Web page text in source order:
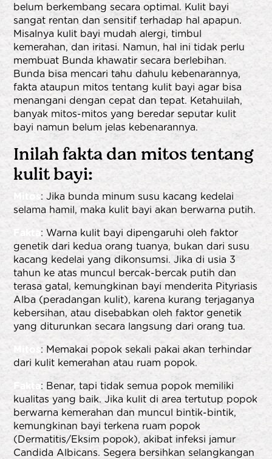
belum berkembang secara optimal. Kulit bayi
sangat rentan dan sensitif terhadap hal apapun.
Misalnya kulit bayi mudah alergi, timbul
kemerahan, dan iritasi. Namun, hal ini tidak perlu
membuat Bunda khawatir secara berlebihan.
Bunda bisa mencari tahu dahulu kebenarannya,
fakta ataupun mitos tentang kulit bayi agar bisa
menangani dengan cepat dan tepat. Ketahuilah,
banyak mitos-mitos yang beredar seputar kulit
bayi namun belum jelas kebenarannya.
Inilah fakta dan mitos tentang
kulit bayi:
Mitos : Jika bunda minum susu kacang kedelai
selama hamil, maka kulit bayi akan berwarna putih.
Fakta : Warna kulit bayi dipengaruhi oleh faktor
genetik dari kedua orang tuanya, bukan dari susu
kacang kedelai yang dikonsumsi. Jika di usia 3
tahun ke atas muncul bercak-bercak putih dan
terasa gatal, kemungkinan bayi menderita Pityriasis
Alba (peradangan kulit), karena kurang terjaganya
kebersihan, atau disebabkan oleh faktor genetik
yang diturunkan secara langsung dari orang tua.
: Memakai popok sekali pakai akan terhindar
dari kulit kemerahan atau ruam popok.
Fakta: Benar, tapi tidak semua popok memiliki
kualitas yang baik. Jika kulit di area tertutup popok
berwarna kemerahan dan muncul bintik-bintik,
kemungkinan bayi terkena ruam popok
(Dermatitis/Eksim popok), akibat infeksi jamur
Candida Albicans. Segera bersihkan selangkangan